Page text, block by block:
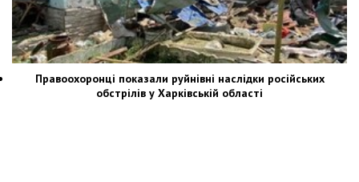
Правоохоронці показали руйнівні наслідки російських
обстрілів у Харківській області